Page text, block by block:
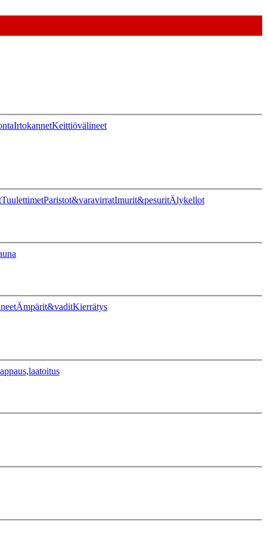
IrtokannetKeittiövälineet
TuulettimetParistot&varavirratImurit&pesuritÄlykellot
Ämpärit&vaditKierrätys